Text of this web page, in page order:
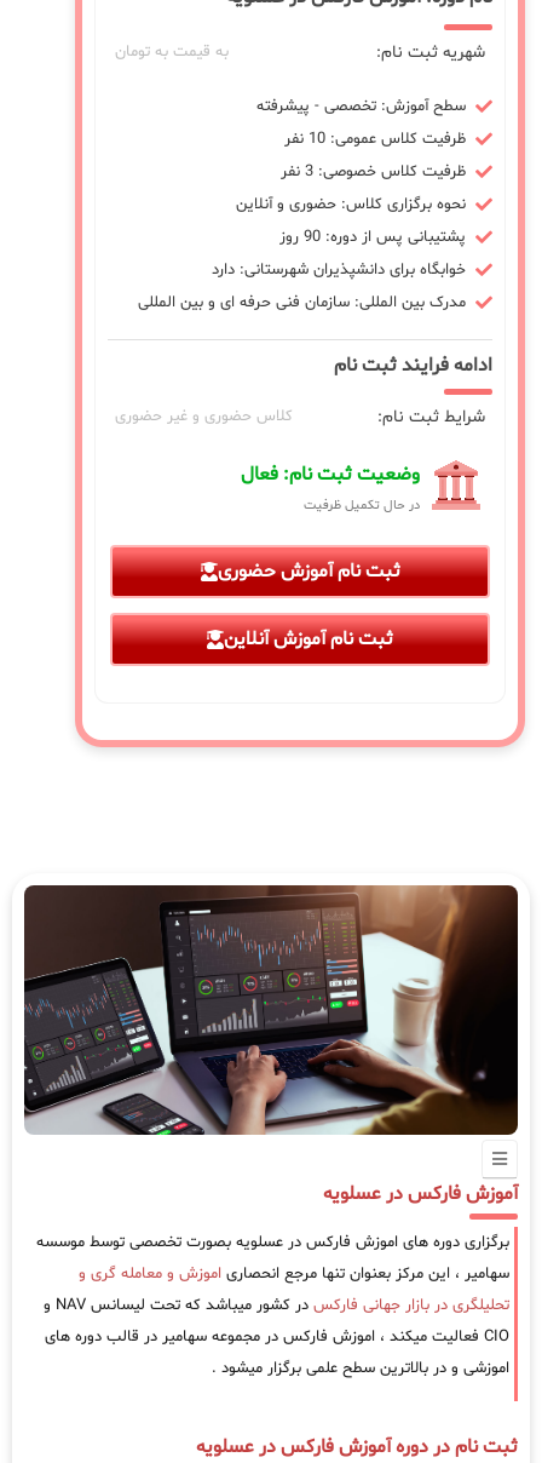
شهریه ثبت نام: به قیمت به تومان
سطح آموزش: تخصصی - پیشرفته
ظرفیت کلاس عمومی: 10 نفر
ظرفیت کلاس خصوصی: 3 نفر
نحوه برگزاری کلاس: حضوری و آنلاین
پشتیبانی پس از دوره: 90 روز
خوابگاه برای دانشپذیران شهرستانی: دارد
مدرک بین المللی: سازمان فنی حرفه ای و بین المللی
ادامه فرایند ثبت نام
شرایط ثبت نام: کلاس حضوری و غیر حضوری
وضعیت ثبت نام: فعال
در حال تکمیل ظرفیت
ثبت نام آموزش حضوری
ثبت نام آموزش آنلاین
آموزش فارکس در عسلویه
برگزاری دوره های اموزش فارکس در عسلویه بصورت تخصصی توسط موسسه
سهامیر ، این مرکز بعنوان تنها مرجع انحصاری اموزش و معامله گری و
تحلیلگری در بازار جهانی فارکس
در کشور میباشد که تحت لیسانس NAV و
CIO فعالیت میکند ، اموزش فارکس در مجموعه سهامیر در قالب دوره های
اموزشی و در بالاترین سطح علمی برگزار میشود .
ثبت نام در دوره آموزش فارکس در عسلویه